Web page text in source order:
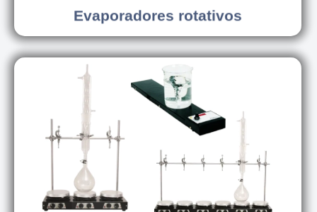
Evaporadores rotativos
Conjunto agitadores magnéticos
Conhecer os modelos